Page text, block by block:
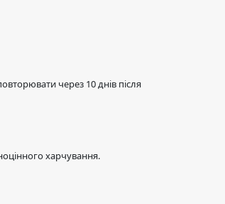
через 10 днів після
харчування.